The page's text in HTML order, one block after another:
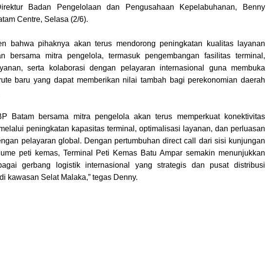
Badan Pengelolaan dan Pengusahaan Kepelabuhanan, Benny
Centre, Selasa (2/6).
bahwa pihaknya akan terus mendorong peningkatan kualitas layanan
bersama mitra pengelola, termasuk pengembangan fasilitas terminal,
serta kolaborasi dengan pelayaran internasional guna membuka
baru yang dapat memberikan nilai tambah bagi perekonomian daerah
Batam bersama mitra pengelola akan terus memperkuat konektivitas
peningkatan kapasitas terminal, optimalisasi layanan, dan perluasan
pelayaran global. Dengan pertumbuhan direct call dari sisi kunjungan
peti kemas, Terminal Peti Kemas Batu Ampar semakin menunjukkan
gerbang logistik internasional yang strategis dan pusat distribusi
kawasan Selat Malaka,” tegas Denny.